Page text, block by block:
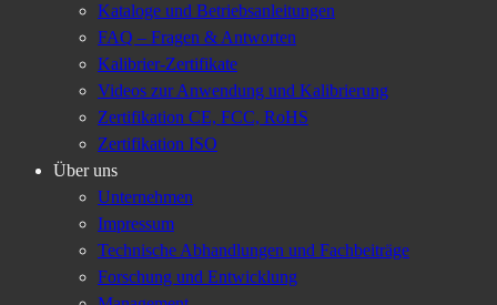
Kataloge und Betriebsanleitungen
FAQ – Fragen & Antworten
Kalibrier-Zertifikate
Videos zur Anwendung und Kalibrierung
Zertifikation CE, FCC, RoHS
Zertifikation ISO
Über uns
Unternehmen
Impressum
Technische Abhandlungen und Fachbeiträge
Forschung und Entwicklung